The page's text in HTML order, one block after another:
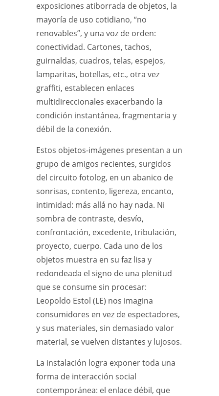
exposiciones atiborrada de objetos, la
mayoría de uso cotidiano, “no
renovables”, y una voz de orden:
conectividad. Cartones, tachos,
guirnaldas, cuadros, telas, espejos,
lamparitas, botellas, etc., otra vez
graffiti, establecen enlaces
multidireccionales exacerbando la
condición instantánea, fragmentaria y
débil de la conexión.
Estos objetos-imágenes presentan a un
grupo de amigos recientes, surgidos
del circuito fotolog, en un abanico de
sonrisas, contento, ligereza, encanto,
intimidad: más allá no hay nada. Ni
sombra de contraste, desvío,
confrontación, excedente, tribulación,
proyecto, cuerpo. Cada uno de los
objetos muestra en su faz lisa y
redondeada el signo de una plenitud
que se consume sin procesar:
Leopoldo Estol (LE) nos imagina
consumidores en vez de espectadores,
y sus materiales, sin demasiado valor
material, se vuelven distantes y lujosos.
La instalación logra exponer toda una
forma de interacción social
contemporánea: el enlace débil, que